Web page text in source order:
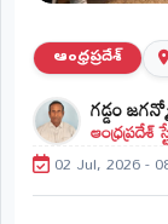
విభాగాలు
(MAIN)
వినోదం
ఆంధ్రప్రదేశ్
గడ్డం
ఆంధ్రప్రదేశ్
02 Jul, 2026 -